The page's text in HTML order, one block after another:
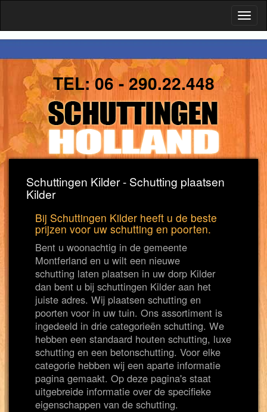
TEL:06 - 290.22.448
Schuttingen Kilder - Schutting plaatsen
Kilder
Bij Schuttingen Kilder heeft u de beste
prijzen voor uw schutting en poorten.
Bent u woonachtig in de gemeente
Montferland en u wilt een nieuwe
schutting laten plaatsen in uw dorp Kilder
dan bent u bij schuttingen Kilder aan het
juiste adres. Wij plaatsen schutting en
poorten voor in uw tuin. Ons assortiment is
ingedeeld in drie categorieën schutting. We
hebben een standaard houten schutting, luxe
schutting en een betonschutting. Voor elke
categorie hebben wij een aparte informatie
pagina gemaakt. Op deze pagina's staat
uitgebreide informatie over de specifieke
eigenschappen van de schutting.